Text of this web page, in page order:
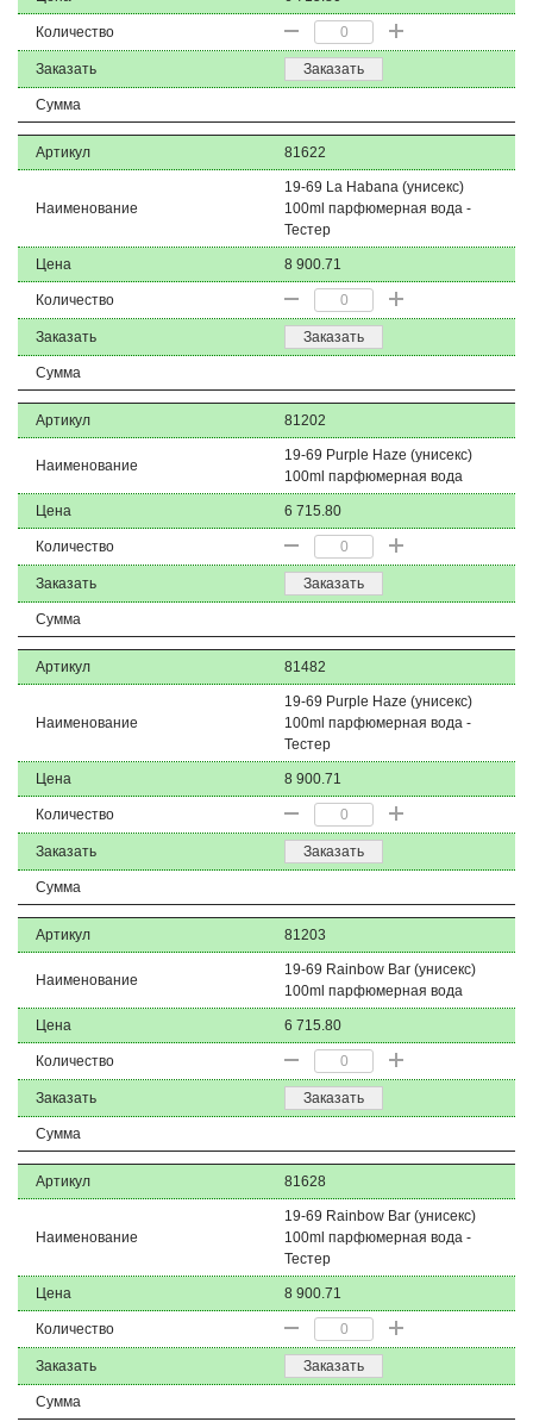
Количество
Заказать Заказать
Сумма
Артикул 81622
Наименование
19-69 La Habana (унисекс)
100ml парфюмерная вода -
Тестер
Цена 8 900.71
Количество
Заказать Заказать
Сумма
Артикул 81202
Наименование
19-69 Purple Haze (унисекс)
100ml парфюмерная вода
Цена 6 715.80
Количество
Заказать Заказать
Сумма
Артикул 81482
Наименование
19-69 Purple Haze (унисекс)
100ml парфюмерная вода -
Тестер
Цена 8 900.71
Количество
Заказать Заказать
Сумма
Артикул 81203
Наименование
19-69 Rainbow Bar (унисекс)
100ml парфюмерная вода
Цена 6 715.80
Количество
Заказать Заказать
Сумма
Артикул 81628
Наименование
19-69 Rainbow Bar (унисекс)
100ml парфюмерная вода -
Тестер
Цена 8 900.71
Количество
Заказать Заказать
Сумма